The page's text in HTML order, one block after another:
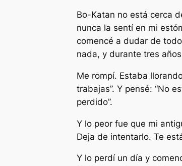
Bo-Katan no está cerca
nunca la sentí en mi
comencé a dudar de
nada, y durante tres
Me rompí. Estaba
trabajas”. Y pensé: “No
perdido”.
Y lo peor fue que mi
Deja de intentarlo. Te
Y lo perdí un día y